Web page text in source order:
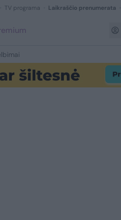
TV programa Laikraščio prenumerata